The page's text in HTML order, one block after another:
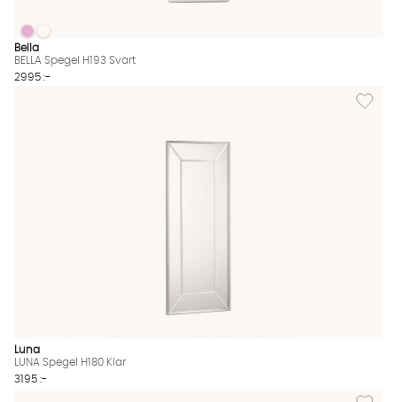
BELLA Spegel H193 Svart Finns även i dessa färger:
BELLA Spegel H193 Svart
BELLA Spegel H193 Svart
Bella
BELLA Spegel H193 Svart
2995 :-
Lägg
Luna
LUNA Spegel H180 Klar
3195 :-
Lägg